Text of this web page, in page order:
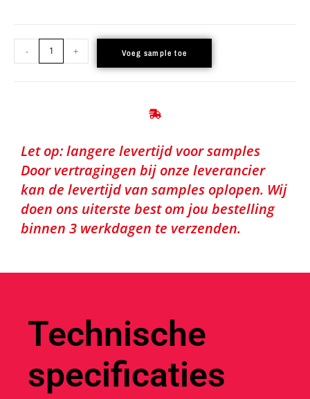
- + Voeg sample toe
Let op: langere levertijd voor samples
Door vertragingen bij onze leverancier
kan de levertijd van samples oplopen. Wij
doen ons uiterste best om jou bestelling
binnen 3 werkdagen te verzenden.
Technische
specificaties